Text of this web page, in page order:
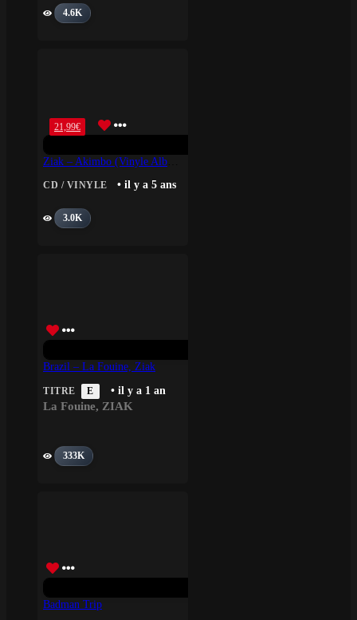
4.6K
21,99€
CD / VINYLE • il y a 5 ans
3.0K
Brazil – La Fouine, Ziak
TITRE E • il y a 1 an
La Fouine, ZIAK
333K
Badman Trip